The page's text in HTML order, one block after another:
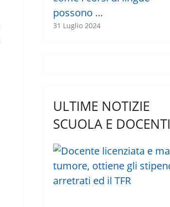
possono …
31 Luglio 2024
ULTIME NOTIZIE
SCUOLA E DOCENTI